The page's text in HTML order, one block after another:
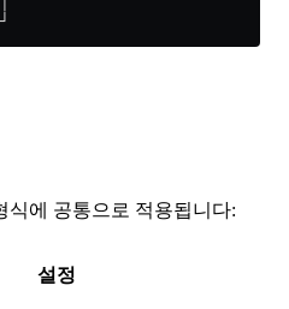
식에 공통으로 적용됩니다:
설정